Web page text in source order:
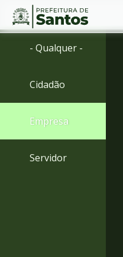
Ir
Ir
menu
Conteúdo
- Qualquer -
Cidadão
Empresa
Servidor